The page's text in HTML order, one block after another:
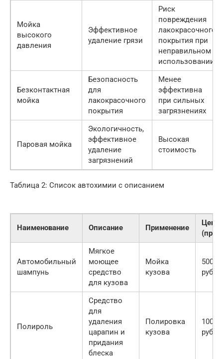
Мойка
высокого
давления
Эффективное
удаление грязи
Риск
повреждения
лакокрасочного
покрытия при
неправильном
использовании
Безконтактная
мойка
Безопасность
для
лакокрасочного
покрытия
Менее
эффективна
при сильных
загрязнениях
Паровая мойка
Экологичность,
эффективное
удаление
загрязнений
Высокая
стоимость
Таблица 2: Список автохимии с описанием
Наименование Описание Применение
Цена
Автомобильный
шампунь
Мягкое
моющее
средство
для кузова
Мойка
кузова
500-
руб.
Полироль
Средство
для
удаления
царапин и
придания
блеска
Полировка
кузова
1000-
руб.